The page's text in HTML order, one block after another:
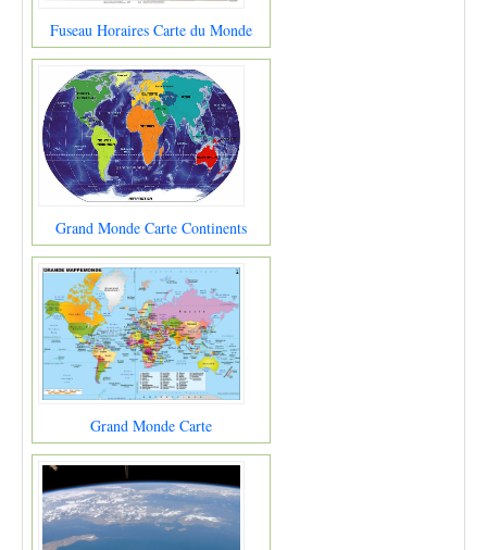
Fuseau Horaires Carte du Monde
Grand Monde Carte Continents
Grand Monde Carte